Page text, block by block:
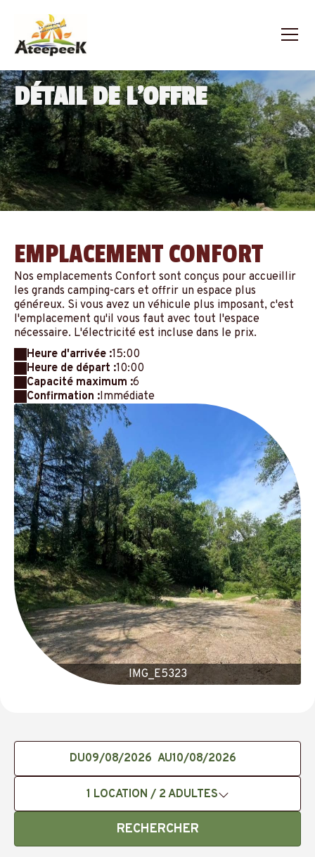
DÉTAIL DE L'OFFRE
EMPLACEMENT CONFORT
Nos emplacements Confort sont conçus pour accueillir
les grands camping-cars et offrir un espace plus
généreux. Si vous avez un véhicule plus imposant, c'est
l'emplacement qu'il vous faut avec tout l'espace
nécessaire. L'électricité est incluse dans le prix.
Heure d'arrivée :15:00
Heure de départ :10:00
Capacité maximum :6
Confirmation :Immédiate
IMG_E5323
DU AU
1 LOCATION / 2 ADULTES
RECHERCHER